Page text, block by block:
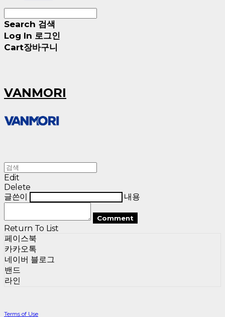
Search 검색
Log In 로그인
Cart장바구니
VANMORI
Edit
Delete
글쓴이
내용
Comment
Return To List
페이스북
카카오톡
네이버 블로그
밴드
라인
Terms of Use